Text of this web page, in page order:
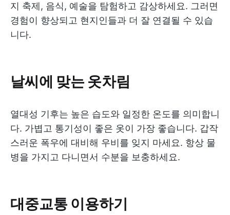
지 축제, 음식, 예술을 탐험하고 감상하세요. 그러면
경험이 향상되고 현지인들과 더 잘 연결될 수 있습
니다.
날씨에 맞는 옷차림
열대성 기후는 높은 습도와 일정한 온도를 의미합니
다. 가볍고 통기성이 좋은 옷이 가장 좋습니다. 갑작
스러운 폭우에 대비해 우비를 잊지 마세요. 항상 물
병을 가지고 다니면서 수분을 보충하세요.
대중교통 이용하기